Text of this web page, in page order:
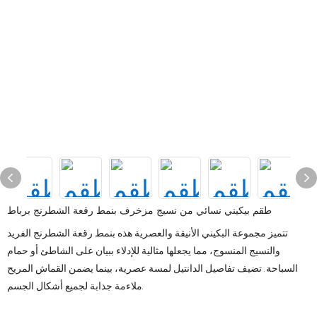
طقم بيكيني نسائي من نسيج مزخرف بنمط رقعة الشطرنج برباط
تتميز مجموعة البكيني الأنيقة والعصرية هذه بنمط رقعة الشطرنج الفريد
والنسيج المنسوج، مما يجعلها مثالية للإدلاء ببيان على الشاطئ أو حمام
السباحة. تضيف تفاصيل الدانتيل لمسة عصرية، بينما يضمن القماش المريح
ملاءمة جذابة لجميع أشكال الجسم.